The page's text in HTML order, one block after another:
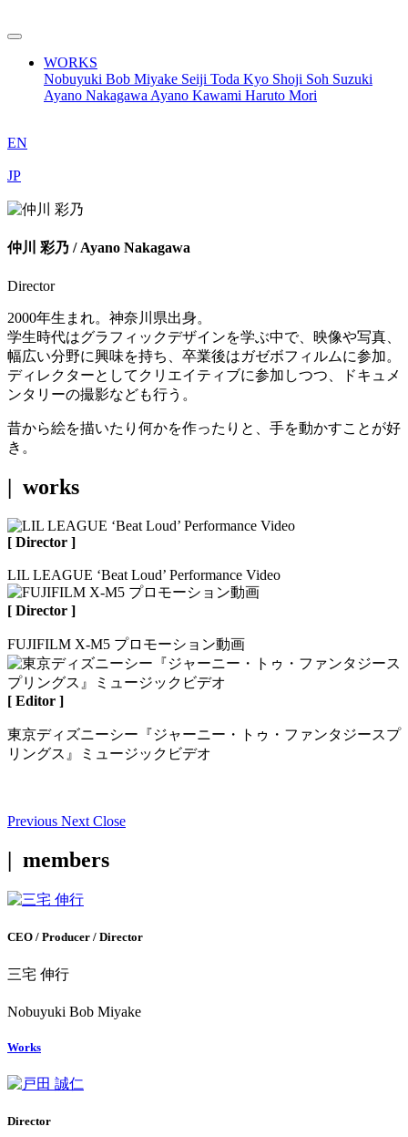
WORKS
Nobuyuki Bob Miyake Seiji Toda Kyo Shoji Soh Suzuki
Ayano Nakagawa Ayano Kawami Haruto Mori
EN
JP
仲川 彩乃 / Ayano Nakagawa
Director
2000年生まれ。神奈川県出身。
学生時代はグラフィックデザインを学ぶ中で、映像や写真、
幅広い分野に興味を持ち、卒業後はガゼボフィルムに参加。
ディレクターとしてクリエイティブに参加しつつ、ドキュメ
ンタリーの撮影なども行う。
昔から絵を描いたり何かを作ったりと、手を動かすことが好
き。
| works
[ Director ]
LIL LEAGUE ‘Beat Loud’ Performance Video
[ Director ]
FUJIFILM X-M5 プロモーション動画
[ Editor ]
東京ディズニーシー『ジャーニー・トゥ・ファンタジースプ
リングス』ミュージックビデオ
Previous Next Close
| members
CEO / Producer / Director
三宅 伸行
Nobuyuki Bob Miyake
Works
Director